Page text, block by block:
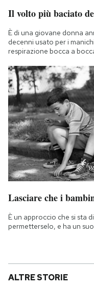
Il volto più baciato
È di una giovane donna
decenni usato per i
respirazione bocca a
Lasciare che i
È un approccio che si sta
permetterselo, e ha un
ALTRE STORIE